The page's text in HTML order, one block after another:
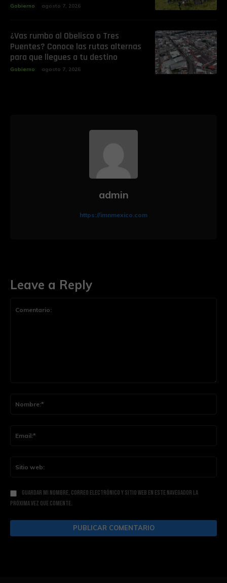
Gobierno agosto 7, 2026
¿Vas rumbo al Obelisco o Tres
Puentes? Conoce las rutas alternas
para que llegues a tu destino
Gobierno agosto 7, 2026
Leave a Reply
Guardar mi nombre, correo electrónico y sitio web en este navegador la
próxima vez que comente.
admin
https://imnmexico.com